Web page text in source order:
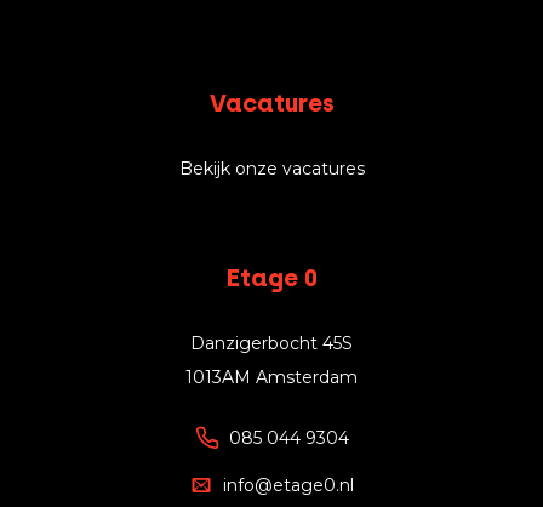
Vacatures
Bekijk onze vacatures
Etage 0
Danzigerbocht 45S
1013AM Amsterdam
085 044 9304
info@etage0.nl